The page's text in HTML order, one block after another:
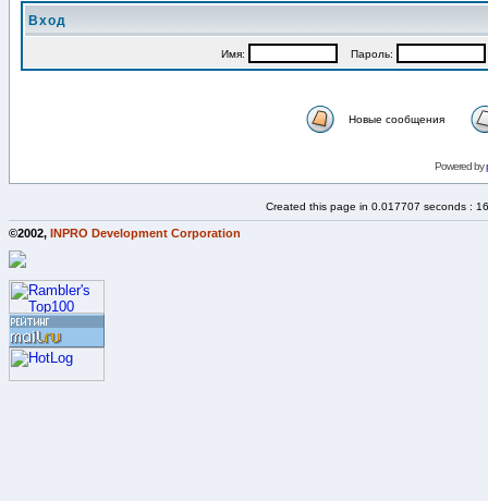
Вход
Имя: Пароль:
Новые сообщения
Powered by
Created this page in 0.017707 seconds :
©2002, INPRO Development Corporation